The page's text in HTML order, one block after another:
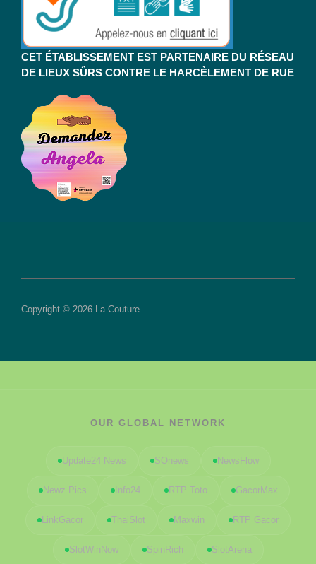
CET ÉTABLISSEMENT EST PARTENAIRE DU RÉSEAU
DE LIEUX SÛRS CONTRE LE HARCÈLEMENT DE RUE
Copyright © 2026 La Couture.
OUR GLOBAL NETWORK
Update24 News SOnews NewsFlow
Newz Pics Info24 RTP Toto GacorMax
LinkGacor ThaiSlot Maxwin RTP Gacor
SlotWinNow SpinRich SlotArena